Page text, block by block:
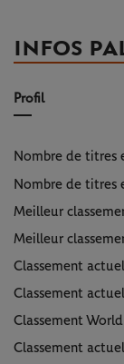
INFOS
Profil
Nombre de titres
Nombre de titres
Meilleur
Meilleur
Classement
Classement
Classement
Classement